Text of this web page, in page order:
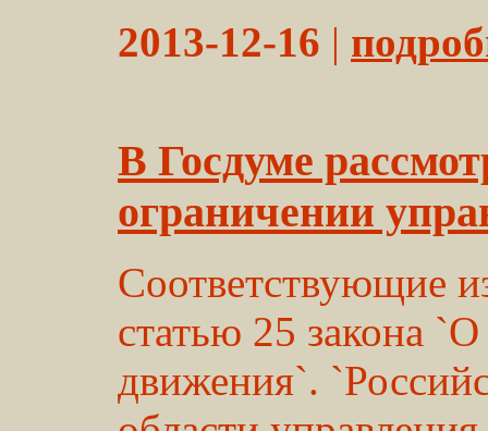
2013-12-16 |
В Госдуме
ограничении
Соответствующие
статью 25 закона
движения`.